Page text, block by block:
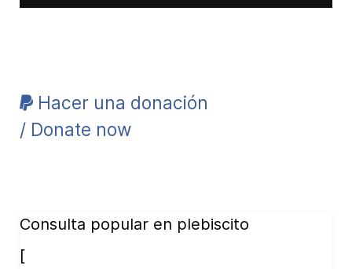
Hacer una donación
/ Donate now
Consulta popular en plebiscito
[